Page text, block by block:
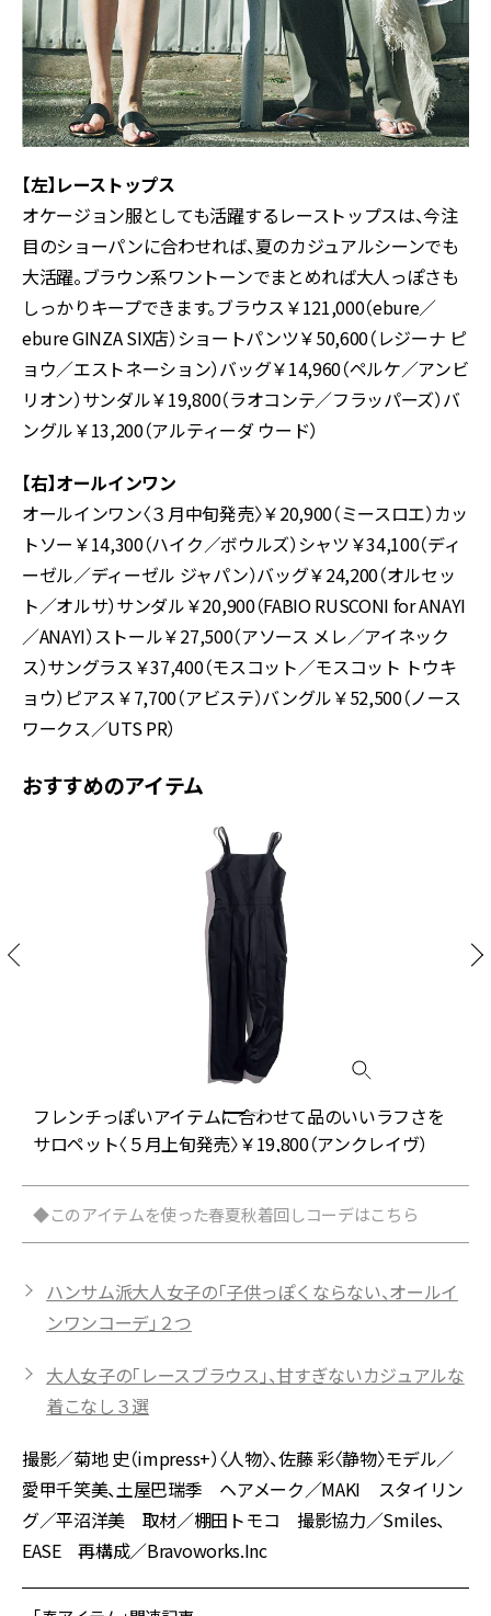
【左】レーストップス
オケージョン服としても活躍するレーストップスは、今注
目のショーパンに合わせれば、夏のカジュアルシーンでも
大活躍。ブラウン系ワントーンでまとめれば大人っぽさも
しっかりキープできます。ブラウス￥121,000（ebure／
ebure GINZA SIX店）ショートパンツ￥50,600（レジーナ ピ
ョウ／エストネーション）バッグ￥14,960（ペルケ／アンビ
リオン）サンダル￥19,800（ラオコンテ／フラッパーズ）バ
ングル￥13,200（アルティーダ ウード）
【右】オールインワン
オールインワン〈３月中旬発売〉￥20,900（ミースロエ）カッ
トソー￥14,300（ハイク／ボウルズ）シャツ￥34,100（ディ
ーゼル／ディーゼル ジャパン）バッグ￥24,200（オルセッ
ト／オルサ）サンダル￥20,900（FABIO RUSCONI for ANAYI
／ANAYI）ストール￥27,500（アソース メレ／アイネック
ス）サングラス￥37,400（モスコット／モスコット トウキ
ョウ）ピアス￥7,700（アビステ）バングル￥52,500（ノース
ワークス／UTS PR）
おすすめのアイテム
フレンチっぽいアイテムに合わせて品のいいラフさを
サロペット〈５月上旬発売〉￥19,800（アンクレイヴ）
◆このアイテムを使った春夏秋着回しコーデはこちら
ハンサム派大人女子の「子供っぽくならない、オールイ
ンワンコーデ」２つ
大人女子の「レースブラウス」、甘すぎないカジュアルな
着こなし３選
撮影／菊地 史（impress+）〈人物〉、佐藤 彩〈静物〉モデル／
愛甲千笑美、土屋巴瑞季 ヘアメーク／MAKI スタイリン
グ／平沼洋美 取材／棚田トモコ 撮影協力／Smiles、
EASE 再構成／Bravoworks.Inc